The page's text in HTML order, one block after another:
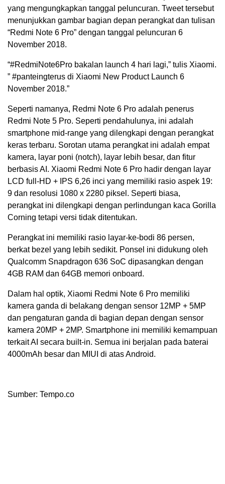
yang mengungkapkan tanggal peluncuran. Tweet tersebut
menunjukkan gambar bagian depan perangkat dan tulisan
“Redmi Note 6 Pro” dengan tanggal peluncuran 6
November 2018.
“#RedmiNote6Pro bakalan launch 4 hari lagi,” tulis Xiaomi.
” #panteingterus di Xiaomi New Product Launch 6
November 2018.”
Seperti namanya, Redmi Note 6 Pro adalah penerus
Redmi Note 5 Pro. Seperti pendahulunya, ini adalah
smartphone mid-range yang dilengkapi dengan perangkat
keras terbaru. Sorotan utama perangkat ini adalah empat
kamera, layar poni (notch), layar lebih besar, dan fitur
berbasis AI. Xiaomi Redmi Note 6 Pro hadir dengan layar
LCD full-HD + IPS 6,26 inci yang memiliki rasio aspek 19:
9 dan resolusi 1080 x 2280 piksel. Seperti biasa,
perangkat ini dilengkapi dengan perlindungan kaca Gorilla
Corning tetapi versi tidak ditentukan.
Perangkat ini memiliki rasio layar-ke-bodi 86 persen,
berkat bezel yang lebih sedikit. Ponsel ini didukung oleh
Qualcomm Snapdragon 636 SoC dipasangkan dengan
4GB RAM dan 64GB memori onboard.
Dalam hal optik, Xiaomi Redmi Note 6 Pro memiliki
kamera ganda di belakang dengan sensor 12MP + 5MP
dan pengaturan ganda di bagian depan dengan sensor
kamera 20MP + 2MP. Smartphone ini memiliki kemampuan
terkait AI secara built-in. Semua ini berjalan pada baterai
4000mAh besar dan MIUI di atas Android.
Sumber: Tempo.co